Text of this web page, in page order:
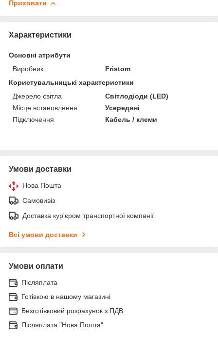
Приховати
Характеристики
Основні атрибути
Виробник
Fristom
Користувальницькі характеристики
Джерело світла
Світлодіоди (LED)
Місце встановлення
Усередині
Підключення
Кабель / клеми
Умови доставки
Нова Пошта
Самовивіз
Доставка кур'єром транспортної компанії
Всі умови доставки
Умови оплати
Післяплата
Готівкою в нашому магазині
Безготівковий розрахунок з ПДВ
Післяплата "Нова Пошта"